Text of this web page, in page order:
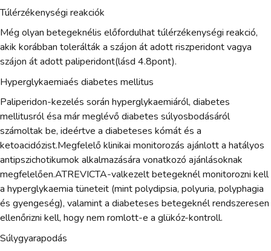
Túlérzékenységi reakciók
Még olyan betegeknélis előfordulhat túlérzékenységi reakció,
akik korábban tolerálták a szájon át adott riszperidont vagya
szájon át adott paliperidont(lásd 4.8pont).
Hyperglykaemiaés diabetes mellitus
Paliperidon-kezelés során hyperglykaemiáról, diabetes
mellitusról ésa már meglévő diabetes súlyosbodásáról
számoltak be, ideértve a diabeteses kómát és a
ketoacidózist.Megfelelő klinikai monitorozás ajánlott a hatályos
antipszichotikumok alkalmazására vonatkozó ajánlásoknak
megfelelően.ATREVICTA-valkezelt betegeknél monitorozni kell
a hyperglykaemia tüneteit (mint polydipsia, polyuria, polyphagia
és gyengeség), valamint a diabeteses betegeknél rendszeresen
ellenőrizni kell, hogy nem romlott-e a glükóz-kontroll.
Súlygyarapodás